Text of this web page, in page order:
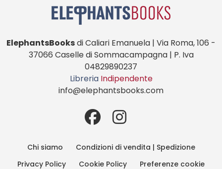
ElephantsBooksdi Caliari Emanuela | Via Roma, 106 -
37066 Caselle di Sommacampagna | P. Iva
04829890237
Libreria Indipendente
info@elephantsbooks.com
Chi siamo
Condizioni di vendita | Spedizione
Privacy Policy
Cookie Policy Preferenze cookie